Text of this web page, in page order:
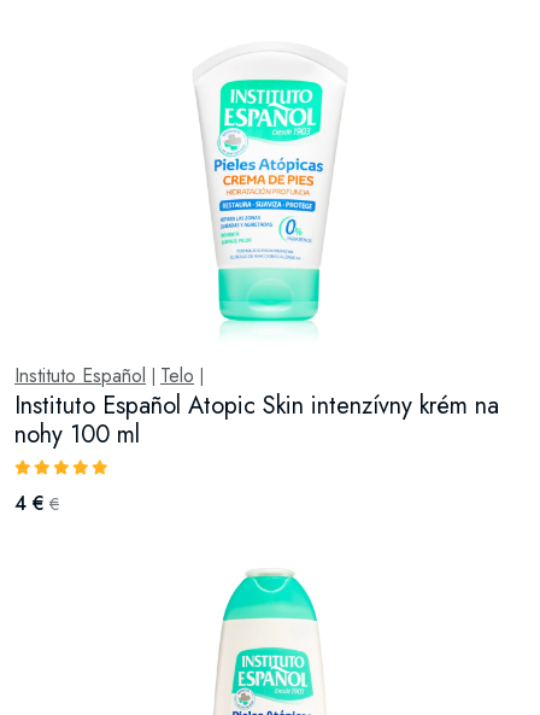
Instituto Español Telo
Instituto Español Atopic Skin intenzívny krém na
nohy 100 ml
4 € €